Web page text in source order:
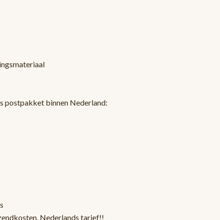
postpakket binnen Nederland:
Nederlands tarief!!